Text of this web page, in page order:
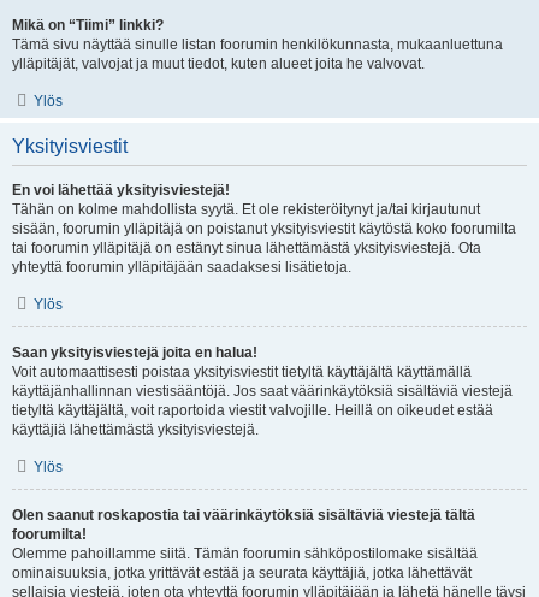
Mikä on “Tiimi” linkki?
Tämä sivu näyttää sinulle listan foorumin henkilökunnasta, mukaanluettuna
ylläpitäjät, valvojat ja muut tiedot, kuten alueet joita he valvovat.
Ylös
Yksityisviestit
En voi lähettää yksityisviestejä!
Tähän on kolme mahdollista syytä. Et ole rekisteröitynyt ja/tai kirjautunut
sisään, foorumin ylläpitäjä on poistanut yksityisviestit käytöstä koko foorumilta
tai foorumin ylläpitäjä on estänyt sinua lähettämästä yksityisviestejä. Ota
yhteyttä foorumin ylläpitäjään saadaksesi lisätietoja.
Ylös
Saan yksityisviestejä joita en halua!
Voit automaattisesti poistaa yksityisviestit tietyltä käyttäjältä käyttämällä
käyttäjänhallinnan viestisääntöjä. Jos saat väärinkäytöksiä sisältäviä viestejä
tietyltä käyttäjältä, voit raportoida viestit valvojille. Heillä on oikeudet estää
käyttäjiä lähettämästä yksityisviestejä.
Ylös
Olen saanut roskapostia tai väärinkäytöksiä sisältäviä viestejä tältä
foorumilta!
Olemme pahoillamme siitä. Tämän foorumin sähköpostilomake sisältää
ominaisuuksia, jotka yrittävät estää ja seurata käyttäjiä, jotka lähettävät
sellaisia viestejä, joten ota yhteyttä foorumin ylläpitäjään ja lähetä hänelle täysi